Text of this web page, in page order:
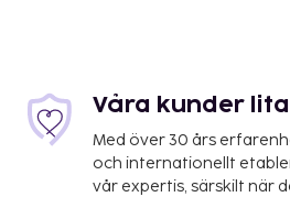
Våra kunder
Med över 30 års
och internationellt
vår expertis, särskilt när